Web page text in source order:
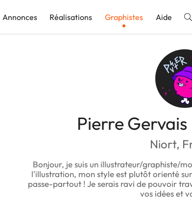
Annonces Réalisations Graphistes Aide
Pierre Gervais
Niort,
Bonjour, je suis un illustrateur/graphiste/
l'illustration, mon style est plutôt orienté
passe-partout ! Je serais ravi de pouvoir
vos idées et